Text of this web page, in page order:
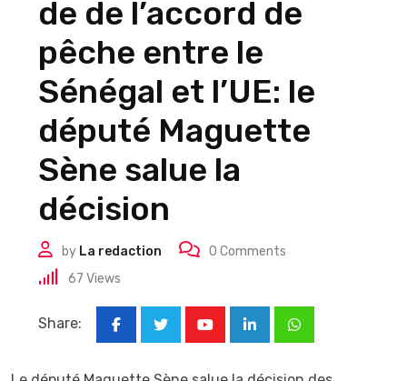
de de l’accord de
pêche entre le
Sénégal et l’UE: le
député Maguette
Sène salue la
décision
by La redaction 0 Comments
67 Views
Share:
LinkedInWhatsapp